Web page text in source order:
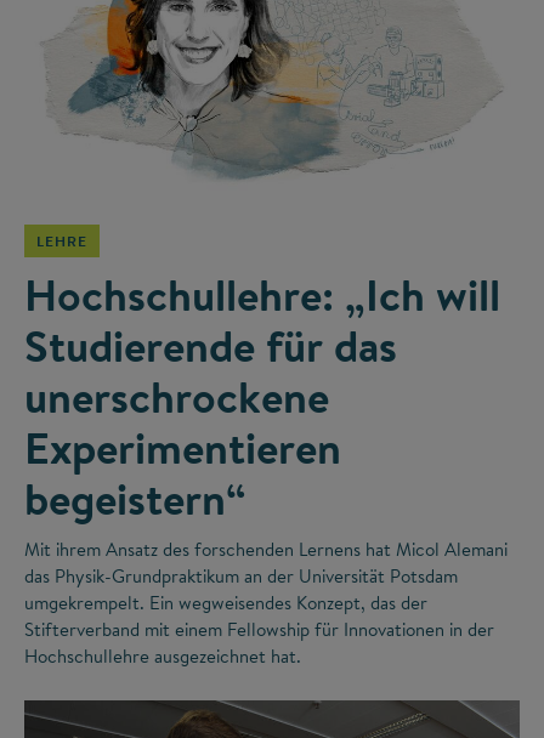
LEHRE
Hochschullehre: „Ich will
Studierende für das
unerschrockene
Experimentieren
begeistern“
Mit ihrem Ansatz des forschenden Lernens hat Micol Alemani
das Physik-Grundpraktikum an der Universität Potsdam
umgekrempelt. Ein wegweisendes Konzept, das der
Stifterverband mit einem Fellowship für Innovationen in der
Hochschullehre ausgezeichnet hat.